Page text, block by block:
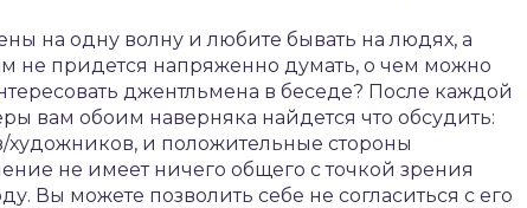
на одну волну и любите бывать на людях, а
не придется напряженно думать, о чем можно
джентльмена в беседе? После каждой
вам обоим наверняка найдется что обсудить:
художников, и положительные стороны
не имеет ничего общего с точкой зрения
Вы можете позволить себе не согласиться с его